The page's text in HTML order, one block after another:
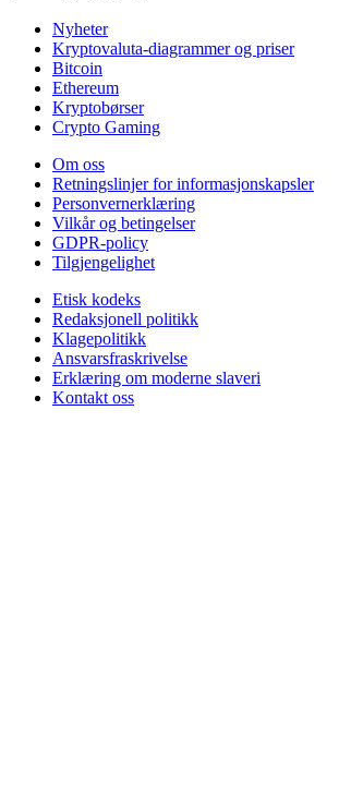
Nyheter
Kryptovaluta-diagrammer og priser
Bitcoin
Ethereum
Kryptobørser
Crypto Gaming
Om oss
Retningslinjer for informasjonskapsler
Personvernerklæring
Vilkår og betingelser
GDPR-policy
Tilgjengelighet
Etisk kodeks
Redaksjonell politikk
Klagepolitikk
Ansvarsfraskrivelse
Erklæring om moderne slaveri
Kontakt oss